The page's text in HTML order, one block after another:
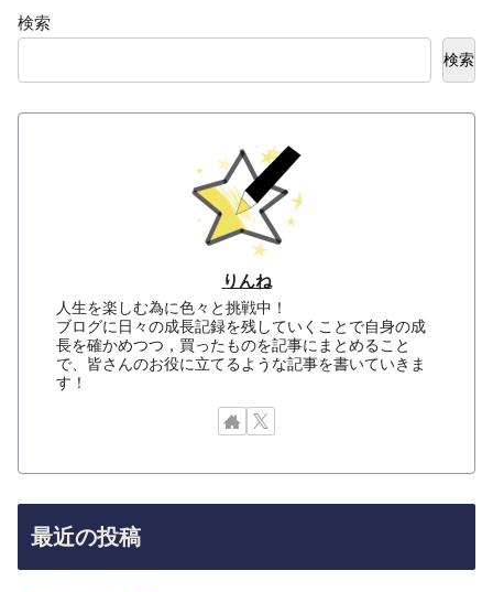
検索
検索
りんね
人生を楽しむ為に色々と挑戦中！
ブログに日々の成長記録を残していくことで自身の成
長を確かめつつ，買ったものを記事にまとめること
で、皆さんのお役に立てるような記事を書いていきま
す！
最近の投稿